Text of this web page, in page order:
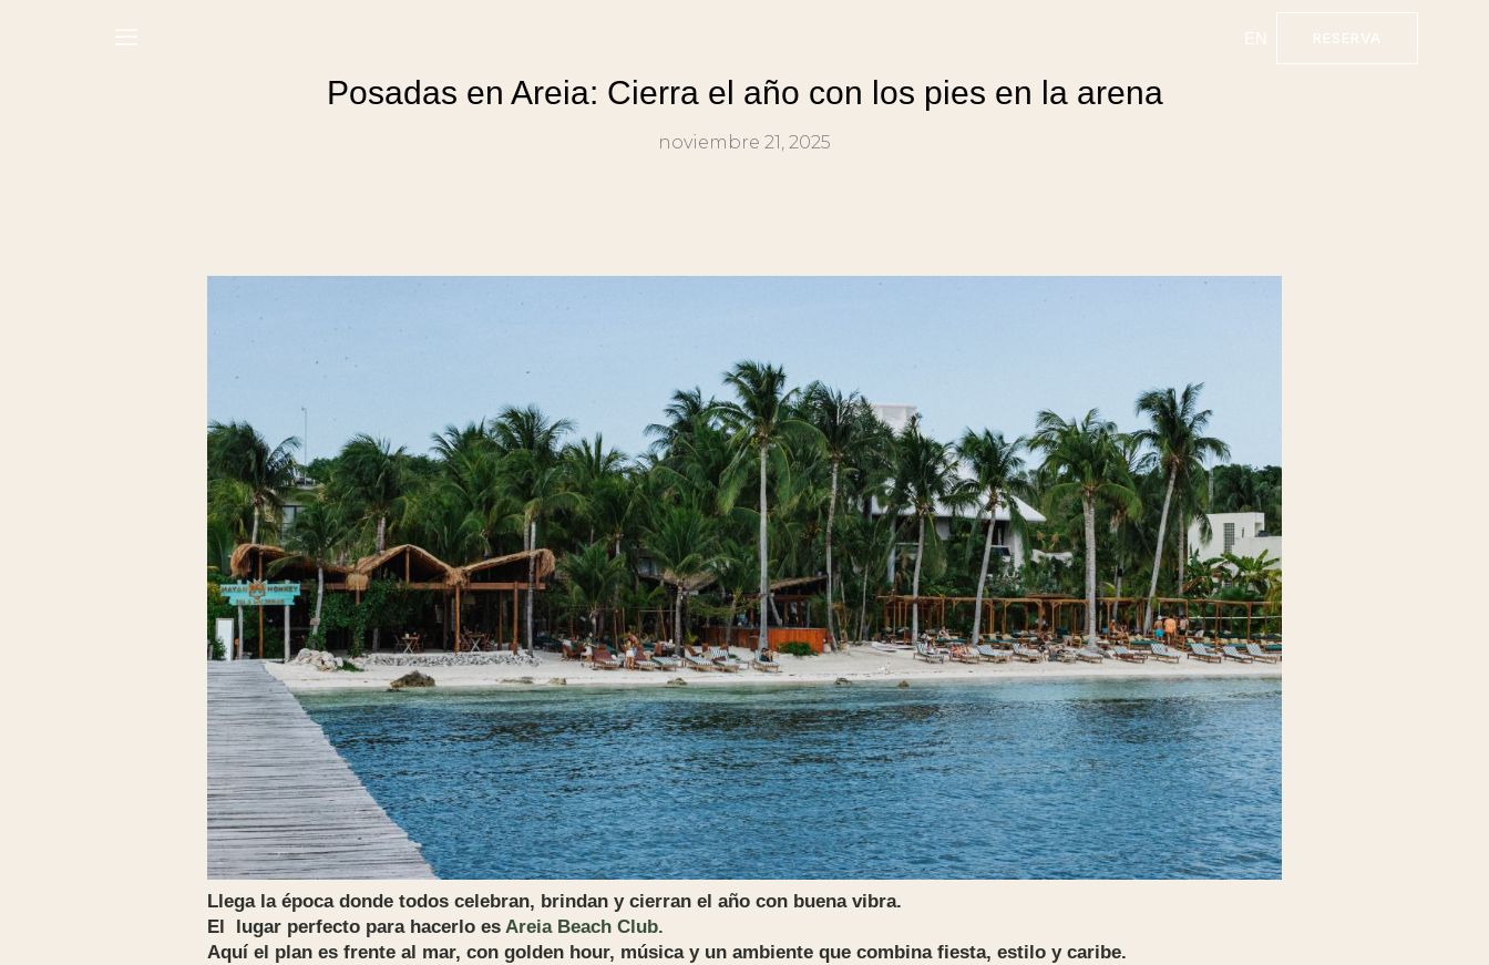
EN RESERVA
Posadas en Areia: Cierra el año con los pies en la arena
noviembre 21, 2025
Llega la época donde todos celebran, brindan y cierran el año con buena vibra.
El lugar perfecto para hacerlo es Areia Beach Club.
Aquí el plan es frente al mar, con golden hour, música y un ambiente que combina fiesta, estilo y caribe.